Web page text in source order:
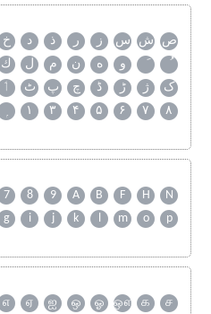
خ د ذ ر ز س ش ص
ك ل م ن ه
و
ٲ ٹ پ چ ڈ ڑ ژ
ک
۱ ۳ ۴ ۵ ۶ ۷
۸
7 8 9 A B F H
N
g i j k l m o
p
எ ஏ ஐ ஒ ஓ ஔ க
ச